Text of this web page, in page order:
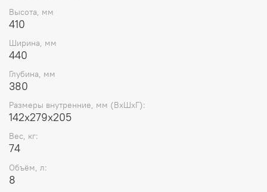
Высота, мм
410
Ширина, мм
440
Глубина, мм
380
Размеры внутренние, мм (ВхШхГ):
142x279x205
Вес, кг:
74
Объём, л:
8